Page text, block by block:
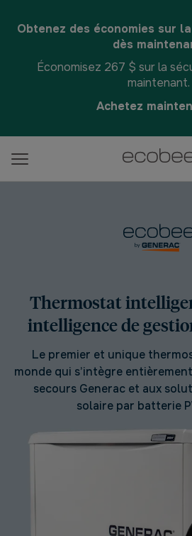
Obtenez des économies sur
dès
Économisez 267 $ sur la
maintenant.
Achetez
Thermostat
intelligence de
Le premier et unique
monde qui s’intègre
secours Generac et aux
solaire par batterie